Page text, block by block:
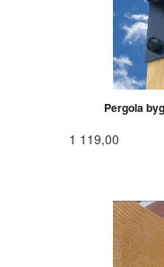
Pergola
1 119,00